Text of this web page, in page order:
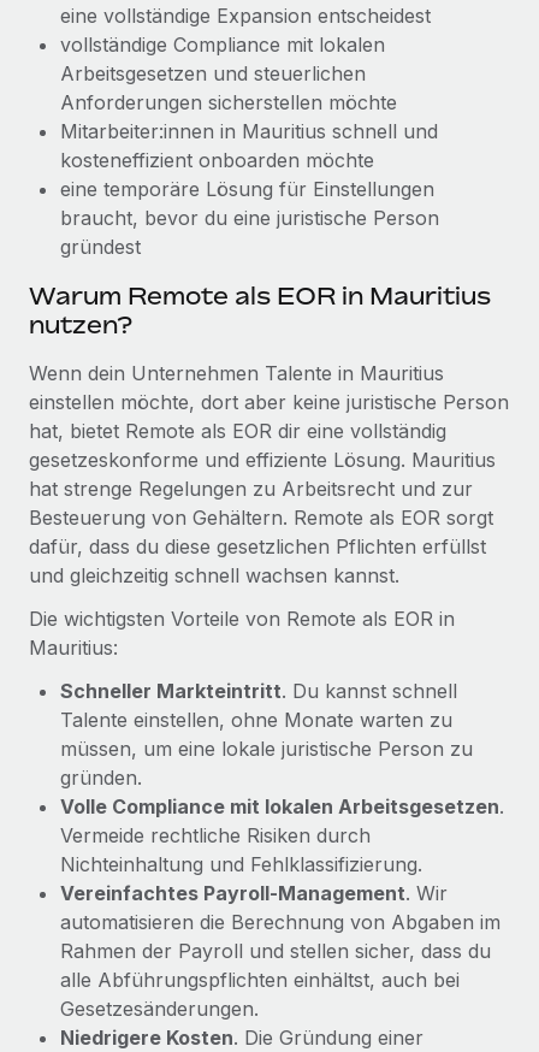
Plus
Auch im neuen Jahr wollen wir bei Remote Unternehmen
aller Größen dabei unterstützen, die beste...
Mehr erfahren
Wie Phiture 55 Mitarbeiter:innen in 19 Ländern
mit Remote verwaltet
Wachstumsberatung für mobile Apps. Das...
eine vollständige Expansion entscheidest
vollständige Compliance mit lokalen
Arbeitsgesetzen und steuerlichen
Anforderungen sicherstellen möchte
Mitarbeiter:innen in Mauritius schnell und
kosteneffizient onboarden möchte
eine temporäre Lösung für Einstellungen
braucht, bevor du eine juristische Person
gründest
Warum Remote als EOR in Mauritius
nutzen?
Wenn dein Unternehmen Talente in Mauritius
einstellen möchte, dort aber keine juristische Person
hat, bietet Remote als EOR dir eine vollständig
gesetzeskonforme und effiziente Lösung. Mauritius
hat strenge Regelungen zu Arbeitsrecht und zur
Besteuerung von Gehältern. Remote als EOR sorgt
dafür, dass du diese gesetzlichen Pflichten erfüllst
und gleichzeitig schnell wachsen kannst.
Die wichtigsten Vorteile von Remote als EOR in
Mauritius:
Schneller Markteintritt. Du kannst schnell
Talente einstellen, ohne Monate warten zu
müssen, um eine lokale juristische Person zu
gründen.
Volle Compliance mit lokalen Arbeitsgesetzen.
Vermeide rechtliche Risiken durch
Nichteinhaltung und Fehlklassifizierung.
Vereinfachtes Payroll‑Management. Wir
automatisieren die Berechnung von Abgaben im
Rahmen der Payroll und stellen sicher, dass du
alle Abführungspflichten einhältst, auch bei
Gesetzesänderungen.
Niedrigere Kosten. Die Gründung einer